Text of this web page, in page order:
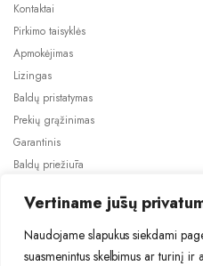
Vertiname jūsų
Naudojame slapukus siekdami
suasmenintus skelbimus ar turinį ir
Kontaktai
Pirkimo taisyklės
Apmokėjimas
Lizingas
Baldų pristatymas
Prekių grąžinimas
Garantinis
Baldų priežiūra